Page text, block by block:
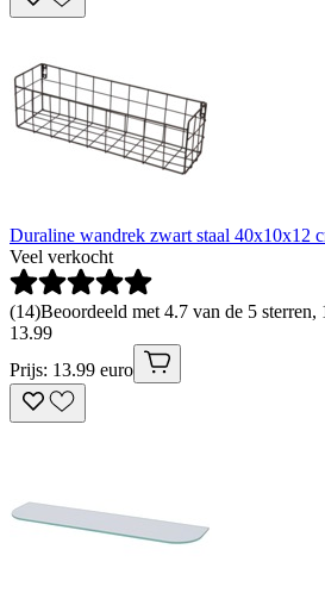
Duraline wandrek zwart staal 40x10x12
Veel verkocht
(14)Beoordeeld met 4.7 van de 5
13.99
Prijs: 13.99 euro